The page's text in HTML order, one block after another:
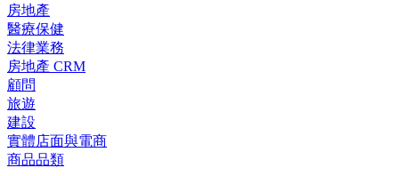
房地產
醫療保健
法律業務
房地產 CRM
顧問
旅遊
建設
實體店面與電商
商品品類